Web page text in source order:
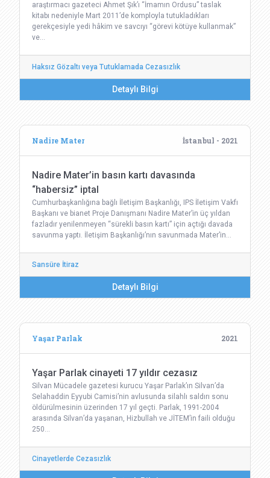
araştırmacı gazeteci Ahmet Şık’ı “İmamın Ordusu” taslak
kitabı nedeniyle Mart 2011’de komployla tutukladıkları
gerekçesiyle yedi hâkim ve savcıyı “görevi kötüye kullanmak”
ve…
Haksız Gözaltı veya Tutuklamada Cezasızlık
Detaylı Bilgi
Nadire Mater İstanbul - 2021
Nadire Mater’in basın kartı davasında
“habersiz” iptal
Cumhurbaşkanlığına bağlı İletişim Başkanlığı, IPS İletişim Vakfı
Başkanı ve bianet Proje Danışmanı Nadire Mater’in üç yıldan
fazladır yenilenmeyen “sürekli basın kartı” için açtığı davada
savunma yaptı. İletişim Başkanlığı’nın savunmada Mater’in…
Sansüre İtiraz
Detaylı Bilgi
Yaşar Parlak 2021
Yaşar Parlak cinayeti 17 yıldır cezasız
Silvan Mücadele gazetesi kurucu Yaşar Parlak’ın Silvan’da
Selahaddin Eyyubi Camisi’nin avlusunda silahlı saldırı sonu
öldürülmesinin üzerinden 17 yıl geçti. Parlak, 1991-2004
arasında Silvan’da yaşanan, Hizbullah ve JİTEM’in faili olduğu
250…
Cinayetlerde Cezasızlık